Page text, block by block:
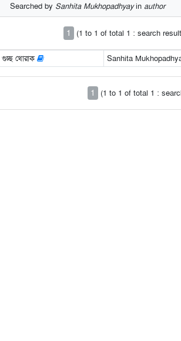
Searched by Sanhita Mukhopadhyayin author
1 (1 to 1 of total 1 : search
গুচ্ছ খোরাক Sanhita
1 (1 to 1 of total 1 :